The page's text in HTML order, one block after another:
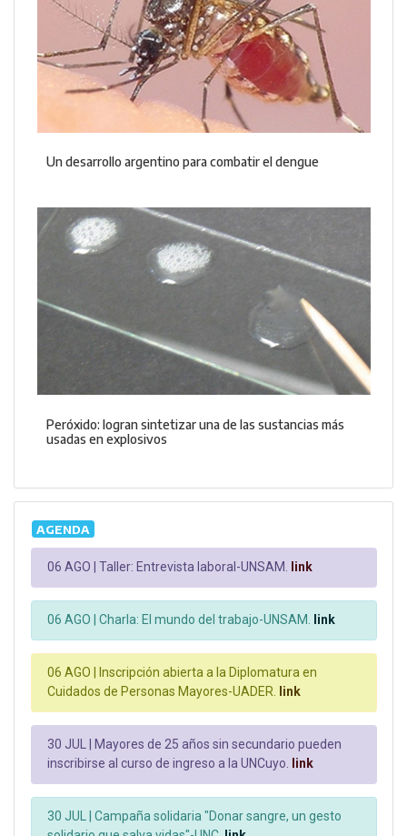
Un desarrollo argentino para combatir el dengue
Peróxido: logran sintetizar una de las sustancias más
usadas en explosivos
AGENDA
06 AGO | Taller: Entrevista laboral-UNSAM. link
06 AGO | Charla: El mundo del trabajo-UNSAM. link
06 AGO |
Inscripción abierta a la Diplomatura en
Cuidados de Personas Mayores-UADER. link
30 JUL |
Mayores de 25 años sin secundario pueden
inscribirse al curso de ingreso a la UNCuyo. link
30 JUL | Campaña solidaria "Donar sangre, un gesto